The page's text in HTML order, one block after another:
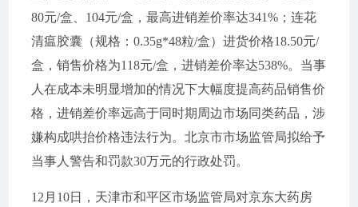
80元/盒、104元/盒，最高进销差价率达341%；连花
清瘟胶囊（规格：0.35g*48粒/盒）进货价格18.50元/
盒，销售价格为118元/盒，进销差价率达538%。当事
人在成本未明显增加的情况下大幅度提高药品销售价
格，进销差价率远高于同时期周边市场同类药品，涉
嫌构成哄抬价格违法行为。北京市市场监管局拟给予
当事人警告和罚款30万元的行政处罚。
12月10日，天津市和平区市场监管局对京东大药房